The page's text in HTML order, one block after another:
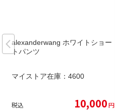
alexanderwang ホワイトショー
トパンツ
マイストア在庫： 4600
税込 10,000円